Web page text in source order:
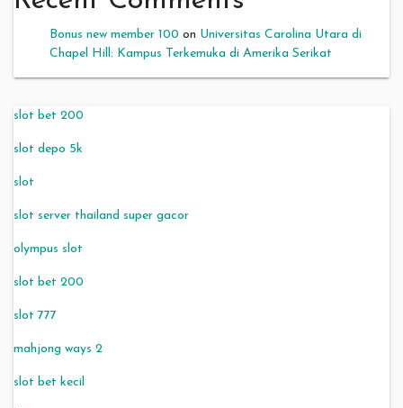
Bonus new member 100 on Universitas Carolina Utara di
Chapel Hill: Kampus Terkemuka di Amerika Serikat
slot bet 200
slot depo 5k
slot
slot server thailand super gacor
olympus slot
slot bet 200
slot 777
mahjong ways 2
slot bet kecil